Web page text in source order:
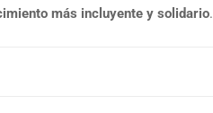
más incluyente y solidario.